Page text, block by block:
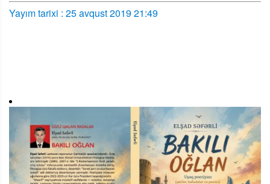
Yayım tarixi : 25 avqust 2019 21:49